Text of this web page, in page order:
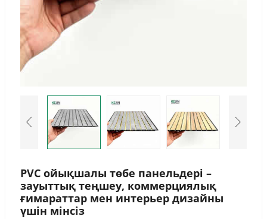
PVC ойықшалы төбе панельдері –
зауыттық теңшеу, коммерциялық
ғимараттар мен интерьер дизайны
үшін мінсіз
French